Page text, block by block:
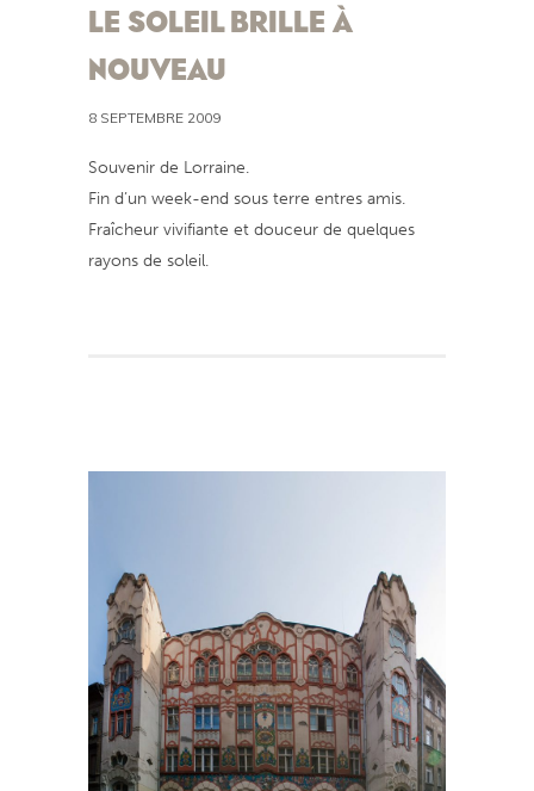
LE SOLEIL BRILLE À
NOUVEAU
8 SEPTEMBRE 2009
Souvenir de Lorraine.
Fin d’un week-end sous terre entres amis.
Fraîcheur vivifiante et douceur de quelques
rayons de soleil.